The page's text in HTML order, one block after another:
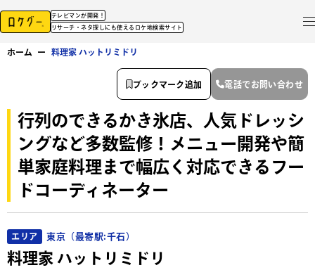
テレビマンが開発！
リサーチ・ネタ探しにも使えるロケ地検索サイト
ホーム ー 料理家 ハットリミドリ
行列のできるかき氷店、人気ドレッシ
ングなど多数監修！メニュー開発や簡
単家庭料理まで幅広く対応できるフー
ドコーディネーター
エリア 東京（最寄駅:千石）
料理家 ハットリミドリ
ブックマーク追加 電話でお問い合わせ